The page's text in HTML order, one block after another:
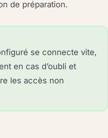
de préparation.
se connecte vite,
en cas d’oubli et
les accès non